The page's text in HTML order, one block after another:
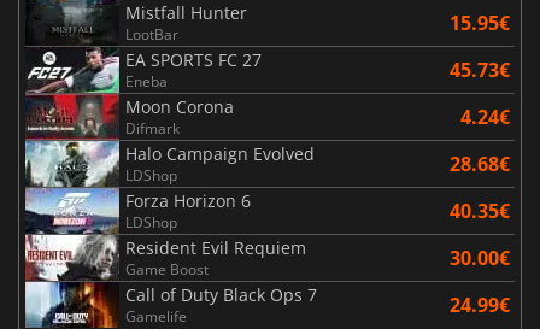
Mistfall Hunter
LootBar 15.95€
EA SPORTS FC 27
Eneba 45.73€
Moon Corona
Difmark 4.24€
Halo Campaign Evolved
LDShop 28.68€
Forza Horizon 6
LDShop 40.35€
Resident Evil Requiem
Game Boost 30.00€
Call of Duty Black Ops 7
Gamelife 24.99€